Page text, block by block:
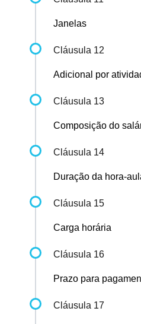
Janelas
Cláusula 12
Adicional por
Cláusula 13
Composição do
Cláusula 14
Duração da hora-
Cláusula 15
Carga horária
Cláusula 16
Prazo para
Cláusula 17